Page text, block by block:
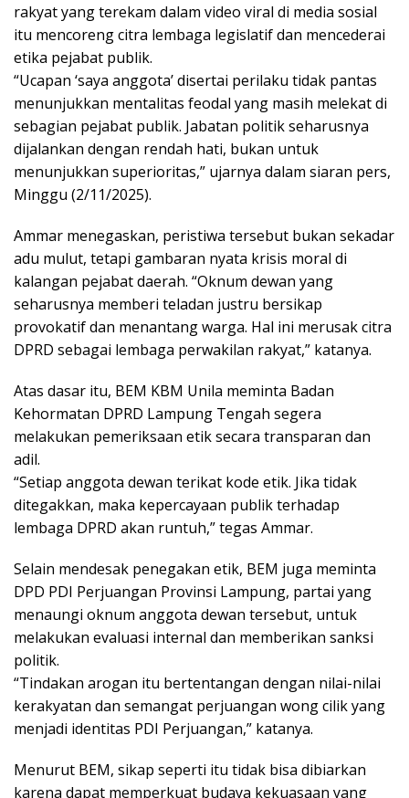
rakyat yang terekam dalam video viral di media sosial
itu mencoreng citra lembaga legislatif dan mencederai
etika pejabat publik.
“Ucapan ‘saya anggota’ disertai perilaku tidak pantas
menunjukkan mentalitas feodal yang masih melekat di
sebagian pejabat publik. Jabatan politik seharusnya
dijalankan dengan rendah hati, bukan untuk
menunjukkan superioritas,” ujarnya dalam siaran pers,
Minggu (2/11/2025).
Ammar menegaskan, peristiwa tersebut bukan sekadar
adu mulut, tetapi gambaran nyata krisis moral di
kalangan pejabat daerah. “Oknum dewan yang
seharusnya memberi teladan justru bersikap
provokatif dan menantang warga. Hal ini merusak citra
DPRD sebagai lembaga perwakilan rakyat,” katanya.
Atas dasar itu, BEM KBM Unila meminta Badan
Kehormatan DPRD Lampung Tengah segera
melakukan pemeriksaan etik secara transparan dan
adil.
“Setiap anggota dewan terikat kode etik. Jika tidak
ditegakkan, maka kepercayaan publik terhadap
lembaga DPRD akan runtuh,” tegas Ammar.
Selain mendesak penegakan etik, BEM juga meminta
DPD PDI Perjuangan Provinsi Lampung, partai yang
menaungi oknum anggota dewan tersebut, untuk
melakukan evaluasi internal dan memberikan sanksi
politik.
“Tindakan arogan itu bertentangan dengan nilai-nilai
kerakyatan dan semangat perjuangan wong cilik yang
menjadi identitas PDI Perjuangan,” katanya.
Menurut BEM, sikap seperti itu tidak bisa dibiarkan
karena dapat memperkuat budaya kekuasaan yang